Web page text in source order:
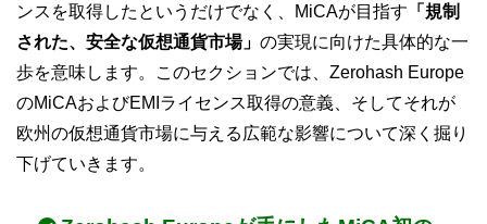
ンスを取得したというだけでなく、MiCAが目指す 「規制
された、安全な仮想通貨市場」 の実現に向けた具体的な一
歩を意味します。このセクションでは、Zerohash Europe
のMiCAおよびEMIライセンス取得の意義、そしてそれが
欧州の仮想通貨市場に与える広範な影響について深く掘り
下げていきます。